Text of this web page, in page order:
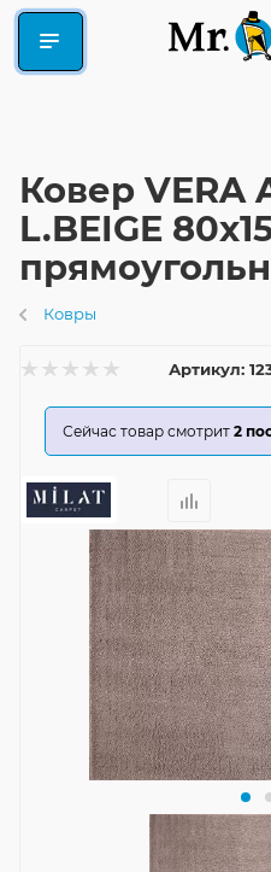
Ковер VERA
L.BEIGE
Ковры
Артикул:
Сейчас товар смотрит 2